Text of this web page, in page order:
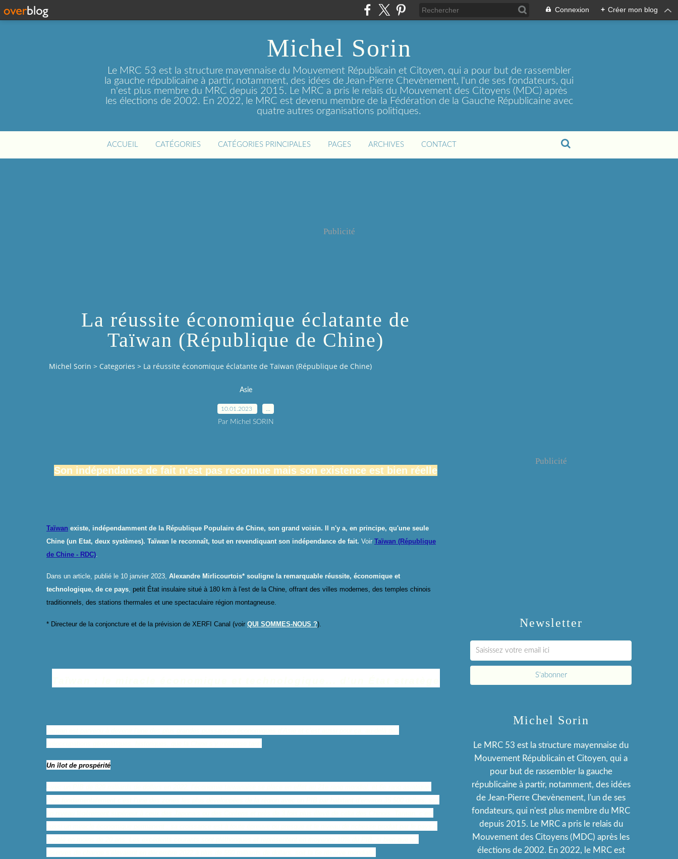
Connexion + Créer mon blog
Michel Sorin
Le MRC 53 est la structure mayennaise du Mouvement Républicain et Citoyen, qui a pour but de rassembler
la gauche républicaine à partir, notamment, des idées de Jean-Pierre Chevènement, l'un de ses fondateurs, qui
n'est plus membre du MRC depuis 2015. Le MRC a pris le relais du Mouvement des Citoyens (MDC) après
les élections de 2002. En 2022, le MRC est devenu membre de la Fédération de la Gauche Républicaine avec
quatre autres organisations politiques.
ACCUEIL CATÉGORIES CATÉGORIES PRINCIPALES PAGES ARCHIVES CONTACT
Publicité
La réussite économique éclatante de
Taïwan (République de Chine)
Michel Sorin > Categories > La réussite économique éclatante de Taïwan (République de Chine)
Asie
10.01.2023
Par Michel SORIN
Son indépendance de fait n'est pas reconnue mais son existence est bien réelle
Taïwan existe, indépendamment de la République Populaire de Chine, son grand voisin. Il n'y a, en principe, qu'une seule
Chine (un Etat, deux systèmes). Taïwan le reconnaît, tout en revendiquant son indépendance de fait. Voir Taïwan (République
de Chine - RDC)
Dans un article, publié le 10 janvier 2023, Alexandre Mirlicourtois* souligne la remarquable réussite, économique et
technologique, de ce pays petit État insulaire situé à 180 km à l'est de la Chine, offrant des villes modernes, des temples chinois
traditionnels, des stations thermales et une spectaculaire région montagneuse.
* Directeur de la conjoncture et de la prévision de XERFI Canal (voir QUI SOMMES-NOUS ?).
Un îlot de prospérité
Newsletter
Publicité
Michel Sorin
Le MRC 53 est la structure mayennaise du
Mouvement Républicain et Citoyen, qui a
pour but de rassembler la gauche
républicaine à partir, notamment, des idées
de Jean-Pierre Chevènement, l'un de ses
fondateurs, qui n'est plus membre du MRC
depuis 2015. Le MRC a pris le relais du
Mouvement des Citoyens (MDC) après les
élections de 2002. En 2022, le MRC est